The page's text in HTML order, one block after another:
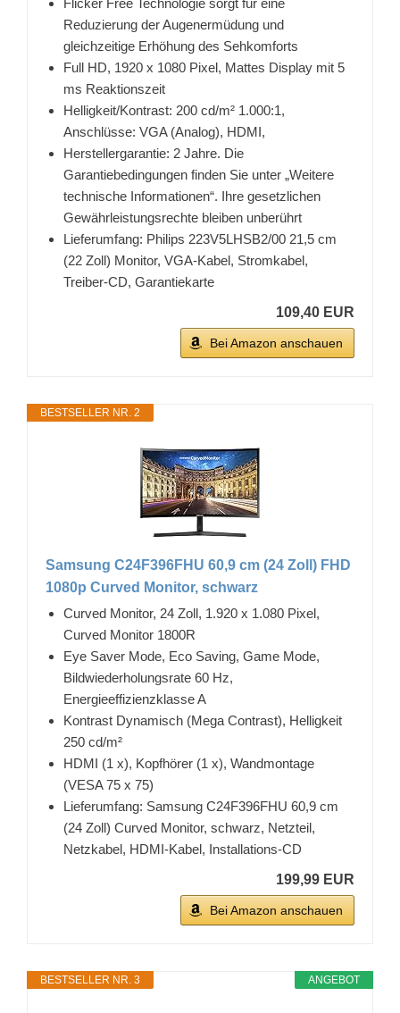
Flicker Free Technologie sorgt für eine
Reduzierung der Augenermüdung und
gleichzeitige Erhöhung des Sehkomforts
Full HD, 1920 x 1080 Pixel, Mattes Display mit 5
ms Reaktionszeit
Helligkeit/Kontrast: 200 cd/m² 1.000:1,
Anschlüsse: VGA (Analog), HDMI,
Herstellergarantie: 2 Jahre. Die
Garantiebedingungen finden Sie unter „Weitere
technische Informationen“. Ihre gesetzlichen
Gewährleistungsrechte bleiben unberührt
Lieferumfang: Philips 223V5LHSB2/00 21,5 cm
(22 Zoll) Monitor, VGA-Kabel, Stromkabel,
Treiber-CD, Garantiekarte
109,40 EUR
Bei Amazon anschauen
BESTSELLER NR. 2
Samsung C24F396FHU 60,9 cm (24 Zoll) FHD
1080p Curved Monitor, schwarz
Curved Monitor, 24 Zoll, 1.920 x 1.080 Pixel,
Curved Monitor 1800R
Eye Saver Mode, Eco Saving, Game Mode,
Bildwiederholungsrate 60 Hz,
Energieeffizienzklasse A
Kontrast Dynamisch (Mega Contrast), Helligkeit
250 cd/m²
HDMI (1 x), Kopfhörer (1 x), Wandmontage
(VESA 75 x 75)
Lieferumfang: Samsung C24F396FHU 60,9 cm
(24 Zoll) Curved Monitor, schwarz, Netzteil,
Netzkabel, HDMI-Kabel, Installations-CD
199,99 EUR
Bei Amazon anschauen
ANGEBOT
BESTSELLER NR. 3